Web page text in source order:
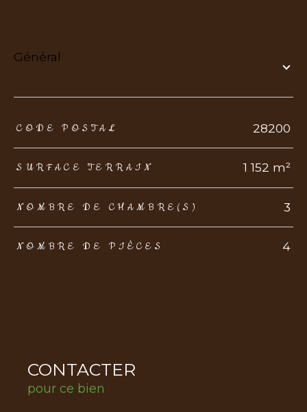
général
TRAD_ZEPHYR_Caracteristique TRAD_ZEPHYR_Valeurs
CODE POSTAL 28200
SURFACE TERRAIN 1 152 m²
NOMBRE DE CHAMBRE(S) 3
NOMBRE DE PIÈCES 4
CONTACTER
pour ce bien